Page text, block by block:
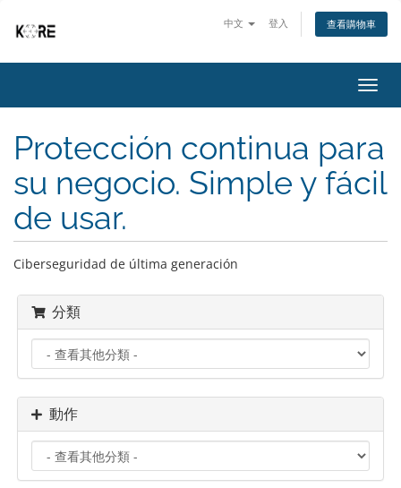
中文 登入 查看購物車
切
換
覽
Protección continua para
su negocio. Simple y fácil
de usar.
Ciberseguridad de última generación
分類
動作